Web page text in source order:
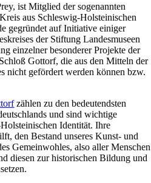
ist Mitglied der sogenannten
aus Schleswig-Holsteinischen
gegründet auf Initiative einiger
der Stiftung Landesmuseen
einzelner besonderer Projekte der
Gottorf, die aus den Mitteln der
nicht gefördert werden können bzw.
zählen zu den bedeutendsten
und sind wichtige
Identität. Ihre
den Bestand unseres Kunst- und
Gemeinwohles, also aller Menschen
diesen zur historischen Bildung und